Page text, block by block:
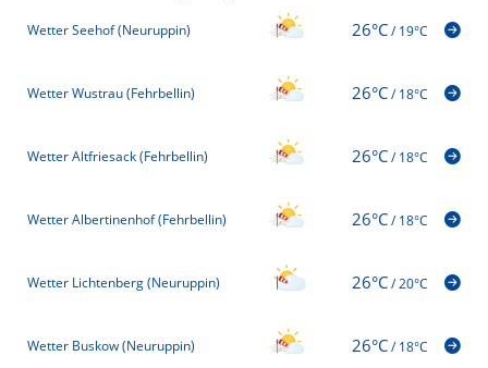
Wetter Seehof (Neuruppin) 26°C/19°C
Wetter Wustrau (Fehrbellin) 26°C/18°C
Wetter Altfriesack (Fehrbellin) 26°C/18°C
Wetter Albertinenhof (Fehrbellin) 26°C/18°C
Wetter Lichtenberg (Neuruppin) 26°C/20°C
Wetter Buskow (Neuruppin) 26°C/18°C